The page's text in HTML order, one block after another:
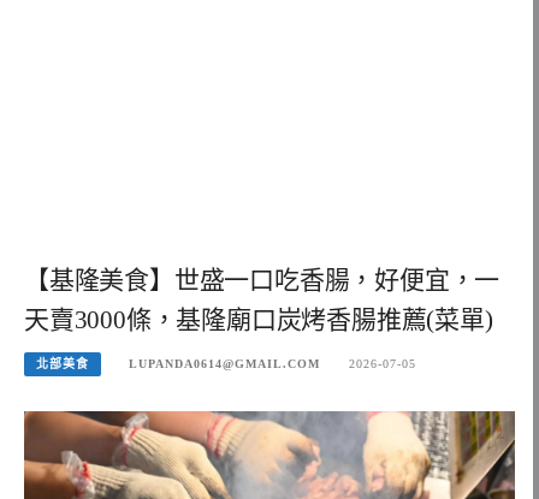
【基隆美食】世盛一口吃香腸，好便宜，一
天賣3000條，基隆廟口炭烤香腸推薦(菜單)
北部美食 LUPANDA0614@GMAIL.COM 2026-07-05